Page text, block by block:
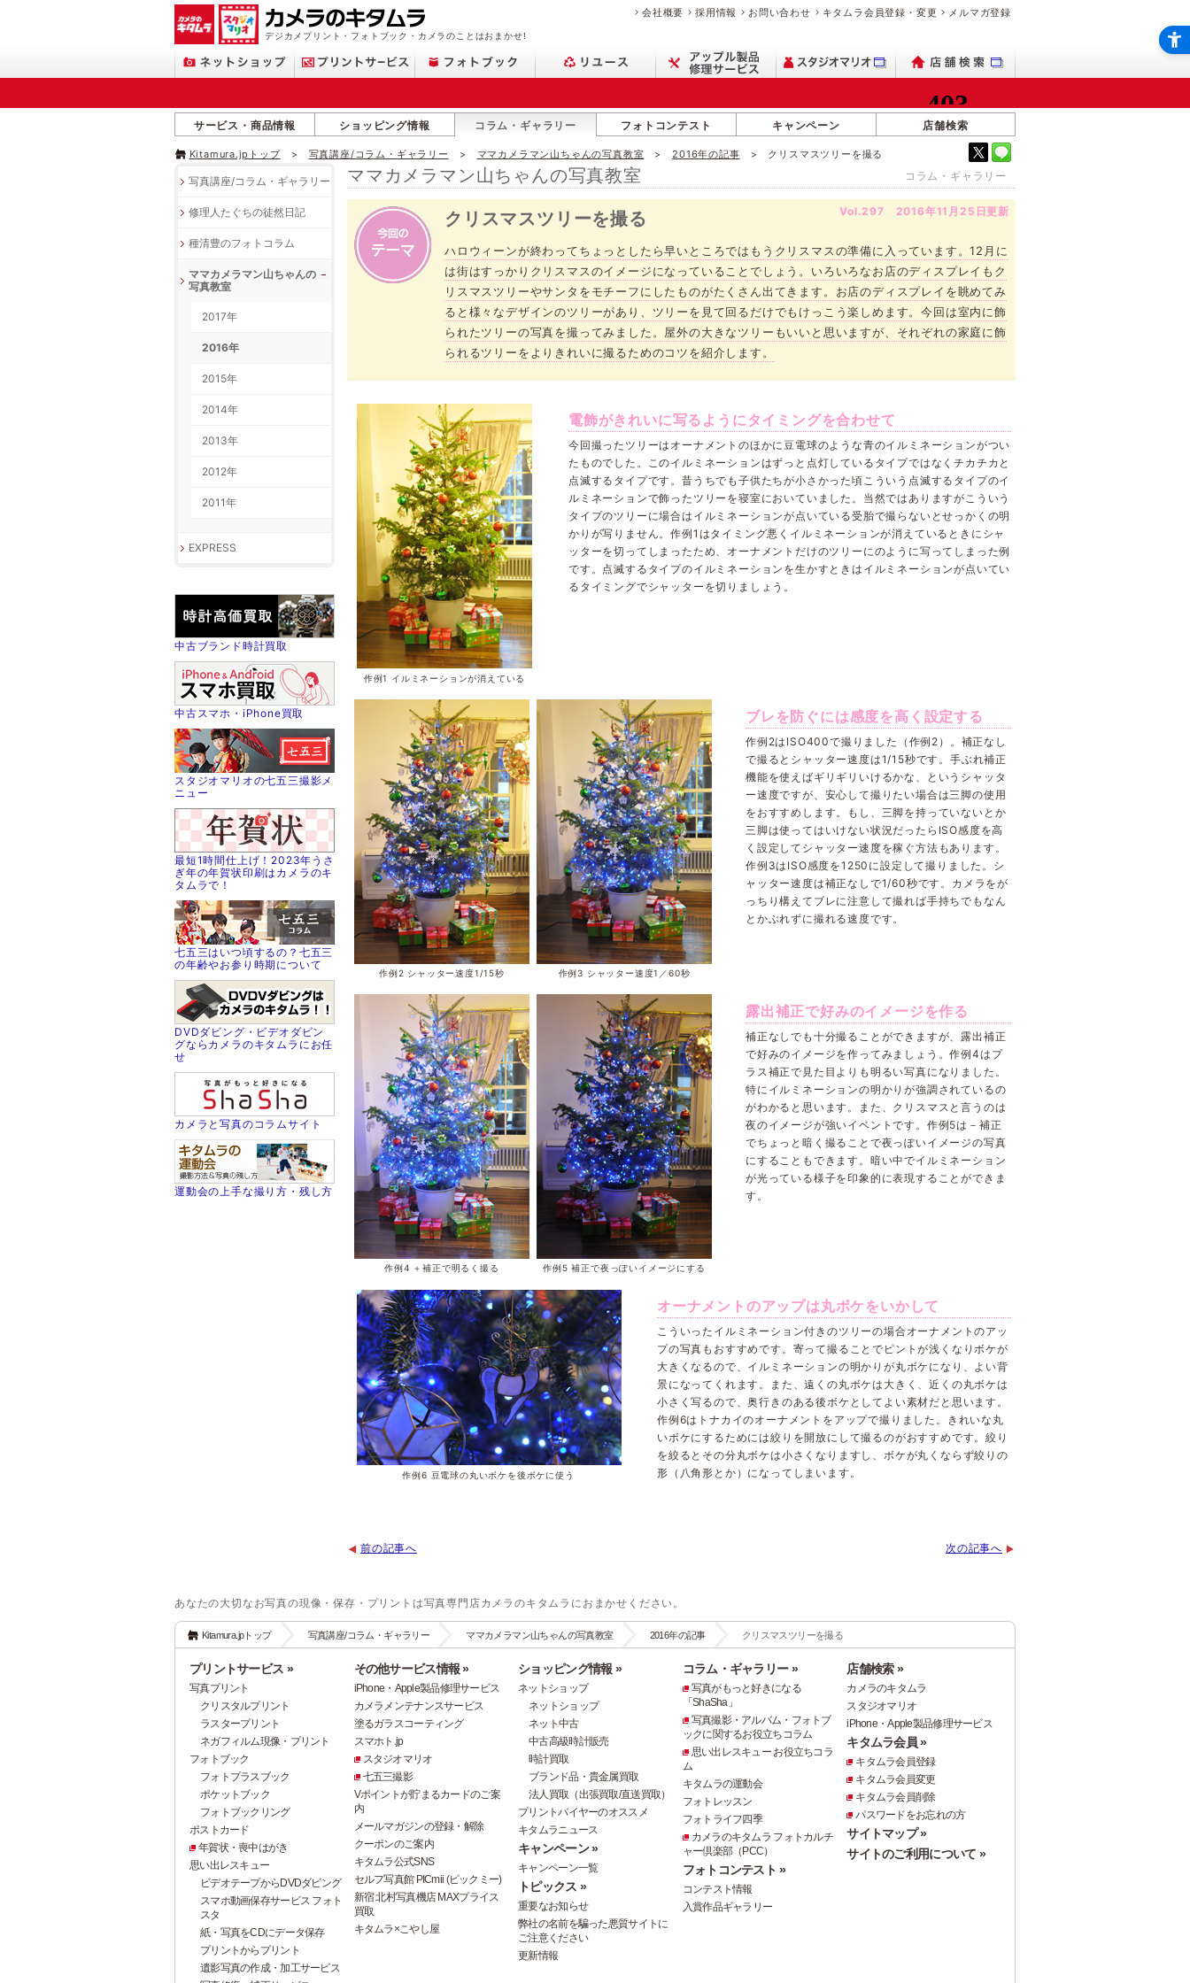
デジカメプリント・フォトブック・カメラのことはおまかせ!
会社概要 採用情報 お問い合わせ キタムラ会員登録・変更 メルマガ登録
サービス・商品情報 ショッピング情報 コラム・ギャラリー フォトコンテスト キャンペーン 店舗検索
Kitamura.jpトップ 写真講座/コラム・ギャラリー ママカメラマン山ちゃんの写真教室 2016年の記事 クリスマスツリーを撮る
ママカメラマン山ちゃんの写真教室 コラム・ギャラリー
クリスマスツリーを撮る Vol.297 2016年11月25日更新
ハロウィーンが終わってちょっとしたら早いところではもうクリスマスの準備に入っています。12月に
は街はすっかりクリスマスのイメージになっていることでしょう。いろいろなお店のディスプレイもク
リスマスツリーやサンタをモチーフにしたものがたくさん出てきます。お店のディスプレイを眺めてみ
ると様々なデザインのツリーがあり、ツリーを見て回るだけでもけっこう楽しめます。今回は室内に飾
られたツリーの写真を撮ってみました。屋外の大きなツリーもいいと思いますが、それぞれの家庭に飾
られるツリーをよりきれいに撮るためのコツを紹介します。
電飾がきれいに写るようにタイミングを合わせて
今回撮ったツリーはオーナメントのほかに豆電球のような青のイルミネーションがつい
たものでした。このイルミネーションはずっと点灯しているタイプではなくチカチカと
点滅するタイプです。昔うちでも子供たちが小さかった頃こういう点滅するタイプのイ
ルミネーションで飾ったツリーを寝室においていました。当然ではありますがこういう
タイプのツリーに場合はイルミネーションが点いている受胎で撮らないとせっかくの明
かりが写りません。作例1はタイミング悪くイルミネーションが消えているときにシャ
ッターを切ってしまったため、オーナメントだけのツリーにのように写ってしまった例
です。点滅するタイプのイルミネーションを生かすときはイルミネーションが点いてい
るタイミングでシャッターを切りましょう。
作例1 イルミネーションが消えている
ブレを防ぐには感度を高く設定する
作例2はISO400で撮りました（作例2）。補正なし
で撮るとシャッター速度は1/15秒です。手ぶれ補正
機能を使えばギリギリいけるかな、というシャッタ
ー速度ですが、安心して撮りたい場合は三脚の使用
をおすすめします。もし、三脚を持っていないとか
三脚は使ってはいけない状況だったらISO感度を高
く設定してシャッター速度を稼ぐ方法もあります。
作例3はISO感度を1250に設定して撮りました。シ
ャッター速度は補正なしで1/60秒です。カメラをが
っちり構えてブレに注意して撮れば手持ちでもなん
とかぶれずに撮れる速度です。
作例2 シャッター速度1/15秒 作例3 シャッター速度1／60秒
露出補正で好みのイメージを作る
補正なしでも十分撮ることができますが、露出補正
で好みのイメージを作ってみましょう。作例4はプ
ラス補正で見た目よりも明るい写真になりました。
特にイルミネーションの明かりが強調されているの
がわかると思います。また、クリスマスと言うのは
夜のイメージが強いイベントです。作例5は－補正
でちょっと暗く撮ることで夜っぽいイメージの写真
にすることもできます。暗い中でイルミネーション
が光っている様子を印象的に表現することができま
す。
作例4 ＋補正で明るく撮る 作例5 補正で夜っぽいイメージにする
オーナメントのアップは丸ボケをいかして
こういったイルミネーション付きのツリーの場合オーナメントのアッ
プの写真もおすすめです。寄って撮ることでピントが浅くなりボケが
大きくなるので、イルミネーションの明かりが丸ボケになり、よい背
景になってくれます。また、遠くの丸ボケは大きく、近くの丸ボケは
小さく写るので、奥行きのある後ボケとしてよい素材だと思います。
作例6はトナカイのオーナメントをアップで撮りました。きれいな丸
いボケにするためには絞りを開放にして撮るのがおすすめです。絞り
を絞るとその分丸ボケは小さくなりますし、ボケが丸くならず絞りの
形（八角形とか）になってしまいます。
作例6 豆電球の丸いボケを後ボケに使う
前の記事へ 次の記事へ
写真講座/コラム・ギャラリー
修理人たぐちの徒然日記
種清豊のフォトコラム
ママカメラマン山ちゃんの
写真教室
2017年
2016年
2015年
2014年
2013年
2012年
2011年
EXPRESS
中古ブランド時計買取
中古スマホ・iPhone買取
スタジオマリオの七五三撮影メ
ニュー
最短1時間仕上げ！2023年うさ
ぎ年の年賀状印刷はカメラのキ
タムラで！
七五三はいつ頃するの？七五三
の年齢やお参り時期について
DVDダビング・ビデオダビン
グならカメラのキタムラにお任
せ
カメラと写真のコラムサイト
運動会の上手な撮り方・残し方
あなたの大切なお写真の現像・保存・プリントは写真専門店カメラのキタムラにおまかせください。
Kitamura.jpトップ 写真講座/コラム・ギャラリー ママカメラマン山ちゃんの写真教室 2016年の記事 クリスマスツリーを撮る
プリントサービス »
写真プリント
クリスタルプリント
ラスタープリント
ネガフィルム現像・プリント
フォトブック
フォトプラスブック
ポケットブック
フォトブックリング
ポストカード
年賀状・喪中はがき
思い出レスキュー
ビデオテープからDVDダビング
スマホ動画保存サービス フォト
スタ
紙・写真をCDにデータ保存
プリントからプリント
遺影写真の作成・加工サービス
その他サービス情報 »
iPhone・Apple製品修理サービス
カメラメンテナンスサービス
塗るガラスコーティング
スマホト.jp
スタジオマリオ
七五三撮影
Vポイントが貯まるカードのご案
内
メールマガジンの登録・解除
クーポンのご案内
キタムラ公式SNS
セルフ写真館 PICmii (ピックミー)
新宿 北村写真機店 MAXプライス
買取
キタムラ×こやし屋
ショッピング情報 »
ネットショップ
ネットショップ
ネット中古
中古高級時計販売
時計買取
ブランド品・貴金属買取
法人買取（出張買取/直送買取）
プリントバイヤーのオススメ
キタムラニュース
キャンペーン »
キャンペーン一覧
トピックス »
重要なお知らせ
弊社の名前を騙った悪質サイトに
ご注意ください
更新情報
コラム・ギャラリー »
写真がもっと好きになる
「ShaSha」
写真撮影・アルバム・フォトブ
ックに関するお役立ちコラム
思い出レスキュー お役立ちコラ
ム
キタムラの運動会
フォトレッスン
フォトライフ四季
カメラのキタムラ フォトカルチ
ャー倶楽部（PCC）
フォトコンテスト »
コンテスト情報
入賞作品ギャラリー
店舗検索 »
カメラのキタムラ
スタジオマリオ
iPhone・Apple製品修理サービス
キタムラ会員 »
キタムラ会員登録
キタムラ会員変更
キタムラ会員削除
パスワードをお忘れの方
サイトマップ »
サイトのご利用について »